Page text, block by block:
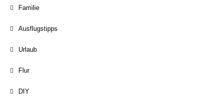
Familie
Ausflugstipps
Urlaub
Flur
DIY